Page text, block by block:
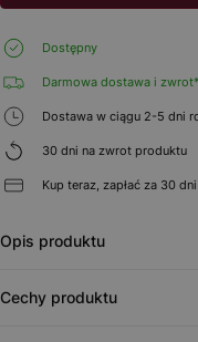
Dostępny
Darmowa dostawa i zwrot*
Dostawa w ciągu 2-5 dni
30 dni na zwrot produktu
Kup teraz, zapłać za 30 dni
Opis produktu
Cechy produktu